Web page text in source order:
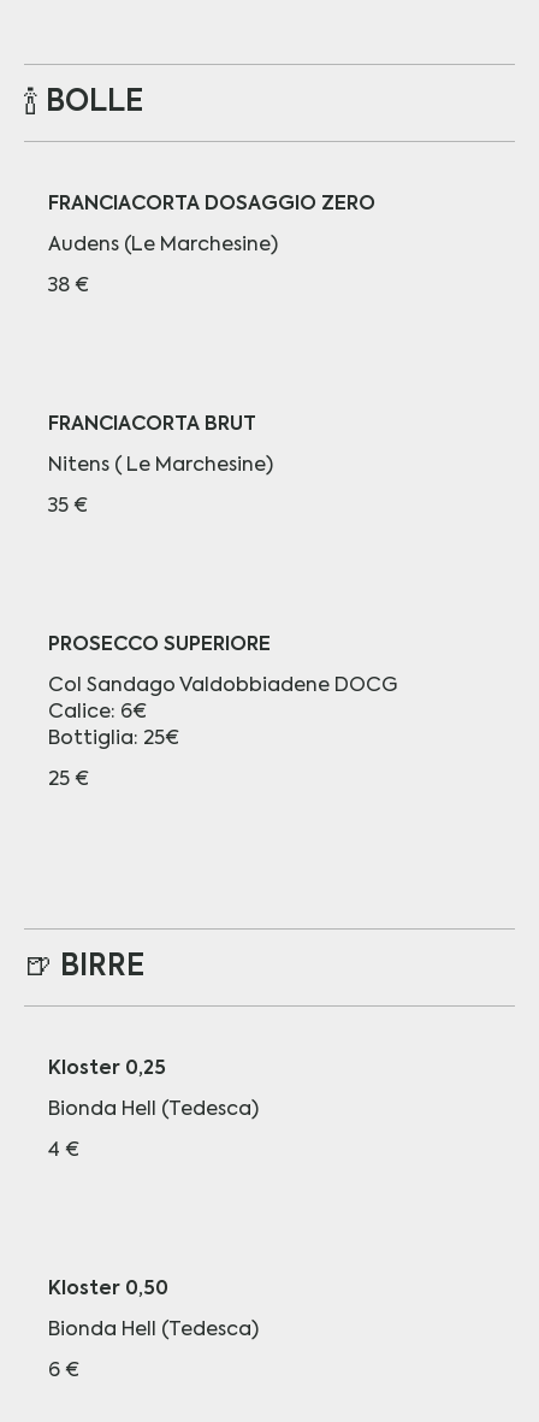
🍾 BOLLE
FRANCIACORTA DOSAGGIO ZERO
Audens (Le Marchesine)
38 €
FRANCIACORTA BRUT
Nitens ( Le Marchesine)
35 €
PROSECCO SUPERIORE
Col Sandago Valdobbiadene DOCG
Calice: 6€
Bottiglia: 25€
25 €
🍺 BIRRE
Kloster 0,25
Bionda Hell (Tedesca)
4 €
Kloster 0,50
Bionda Hell (Tedesca)
6 €